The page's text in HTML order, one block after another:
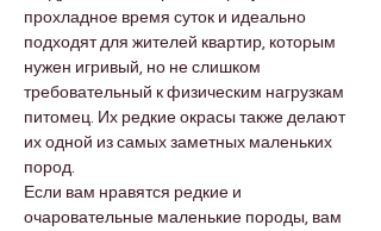
прохладное время суток и идеально
подходят для жителей квартир, которым
нужен игривый, но не слишком
требовательный к физическим нагрузкам
питомец. Их редкие окрасы также делают
их одной из самых заметных маленьких
пород.
Если вам нравятся редкие и
очаровательные маленькие породы, вам